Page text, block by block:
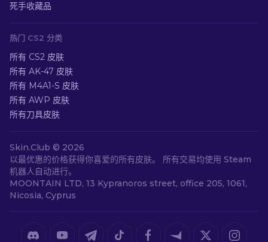
死手收藏品
热门 CS2 分类
所有 CS2 皮肤
所有 AK-47 皮肤
所有 M4A1-S 皮肤
所有 AWP 皮肤
所有刀具皮肤
Skin.Club © 2026
以最优惠的价格获得你喜爱的所有皮肤。 所有交易均使用 Steam
机器人自动进行。
MOONTAIN LTD, 13 Kypranoros street, office 205, 1061,
Nicosia, Cyprus